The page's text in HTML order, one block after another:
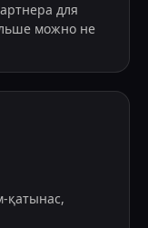
для
можно не
қатынас,